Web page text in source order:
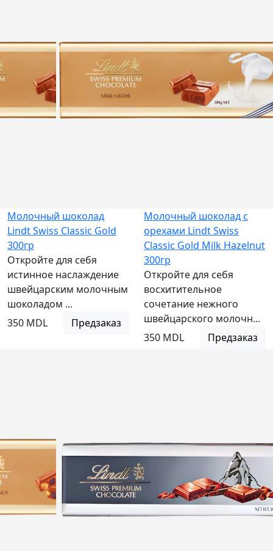
Нет в
наличии
Молочный шоколад
Lindt Swiss Classic Gold
300гр
Откройте для себя
истинное наслаждение
швейцарским молочным
шоколадом ...
350 MDL
Предзаказ
Молочный шоколад с
орехами Lindt Swiss
Classic Gold Milk Hazelnut
300гр
Откройте для себя
восхитительное
сочетание нежного
швейцарского молочн...
350 MDL
Предзаказ
Нет в
наличии